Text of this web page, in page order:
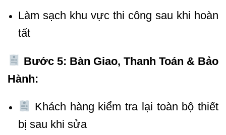
Làm sạch khu vực thi công sau khi hoàn
tất
Bước 5: Bàn Giao, Thanh Toán & Bảo
Hành:
Khách hàng kiểm tra lại toàn bộ thiết
bị sau khi sửa